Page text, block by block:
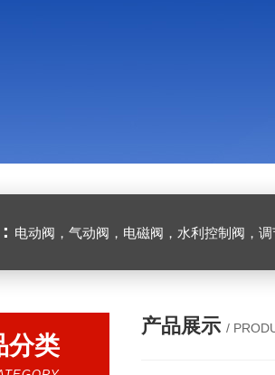
电动阀，气动阀，电磁阀，水利控制阀，调节
分类
产品展示 /